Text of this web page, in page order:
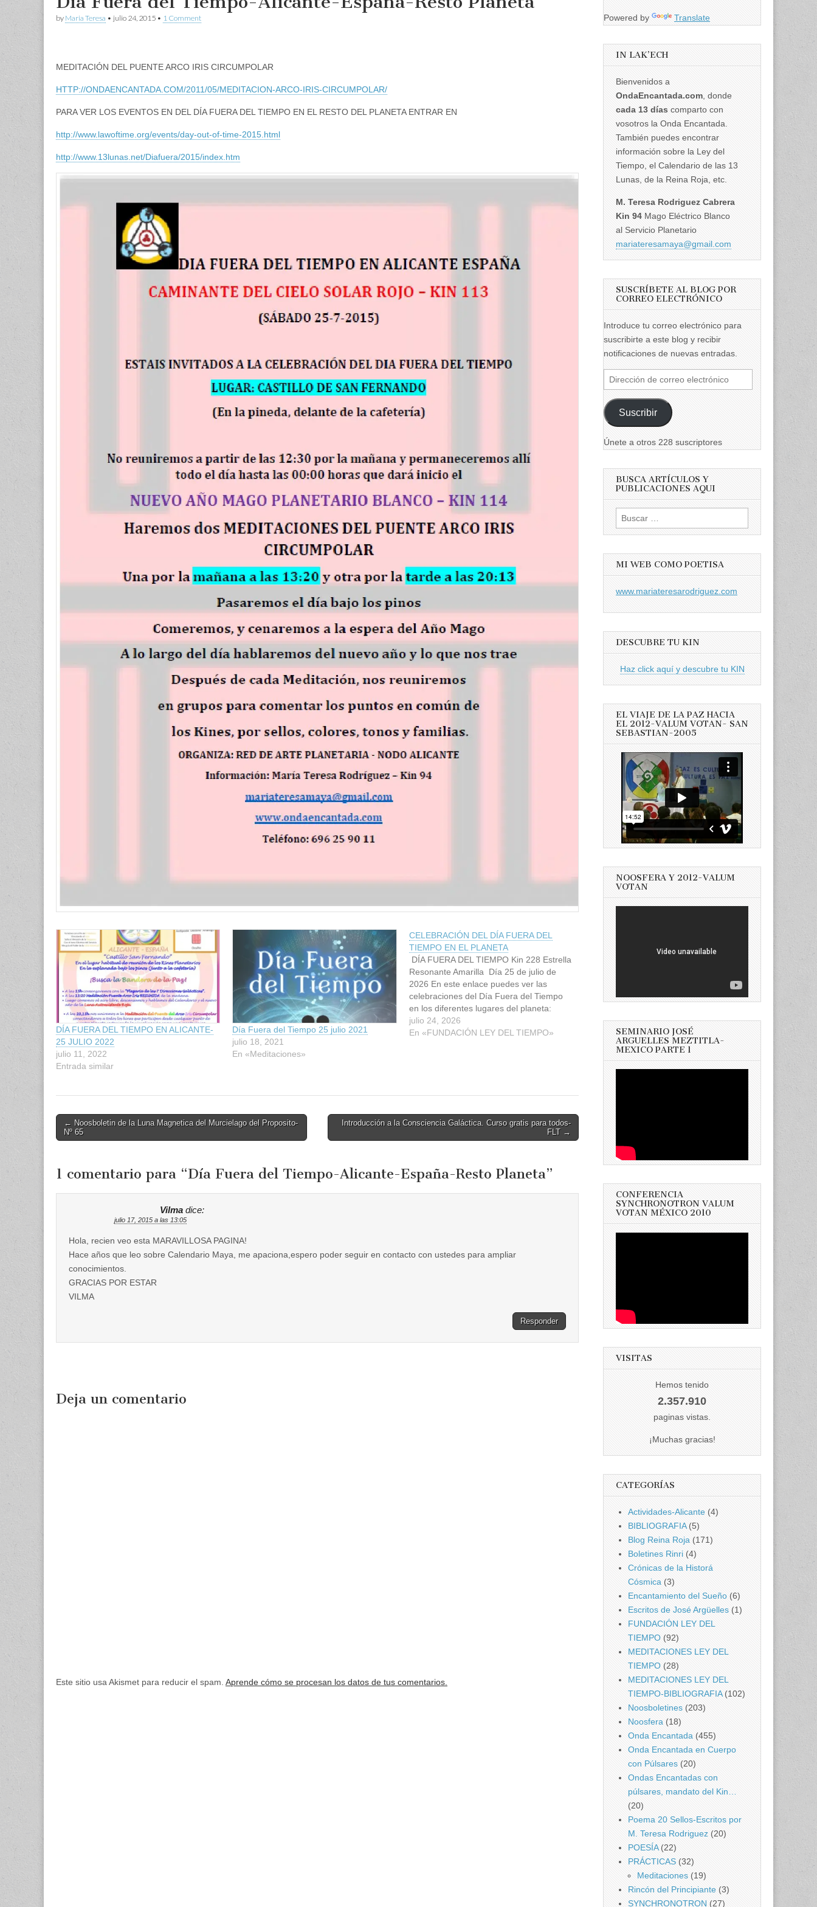
by Maria Teresa • julio 24, 2015 • 1 Comment
MEDITACIÓN DEL PUENTE ARCO IRIS CIRCUMPOLAR
HTTP://ONDAENCANTADA.COM/2011/05/MEDITACION-ARCO-IRIS-CIRCUMPOLAR/
PARA VER LOS EVENTOS EN DEL DÍA FUERA DEL TIEMPO EN EL RESTO DEL PLANETA ENTRAR EN
http://www.lawoftime.org/events/day-out-of-time-2015.html
http://www.13lunas.net/Diafuera/2015/index.htm
DÍA FUERA DEL TIEMPO EN ALICANTE-
25 JULIO 2022
julio 11, 2022
Entrada similar
Día Fuera del Tiempo 25 julio 2021
julio 18, 2021
En «Meditaciones»
CELEBRACIÓN DEL DÍA FUERA DEL
TIEMPO EN EL PLANETA
DÍA FUERA DEL TIEMPO Kin 228 Estrella
Resonante Amarilla Día 25 de julio de
2026 En este enlace puedes ver las
celebraciones del Día Fuera del Tiempo
en los diferentes lugares del planeta:
EVENTOS DEL DIA FUERA DEL TIEMPO
DÍA FUERA DEL TIEMPO N S 1. 39. 0. 0.
julio 24, 2026
En «FUNDACIÓN LEY DEL TIEMPO»
Post
navigation
← Noosboletin de la Luna Magnetica del Murcielago del Proposito-
Nº 65
Introducción a la Consciencia Galáctica. Curso gratis para todos-
FLT →
1 comentario para “Día Fuera del Tiempo-Alicante-España-Resto Planeta”
Vilma dice:
julio 17, 2015 a las 13:05
Hola, recien veo esta MARAVILLOSA PAGINA!
Hace años que leo sobre Calendario Maya, me apaciona,espero poder seguir en contacto con ustedes para ampliar
conocimientos.
GRACIAS POR ESTAR
VILMA
Responder
Deja un comentario
Este sitio usa Akismet para reducir el spam. Aprende cómo se procesan los datos de tus comentarios.
Powered by Translate
IN LAK’ECH
Bienvenidos a
OndaEncantada.com , donde
cada 13 días comparto con
vosotros la Onda Encantada.
También puedes encontrar
información sobre la Ley del
Tiempo, el Calendario de las 13
Lunas, de la Reina Roja, etc.
M. Teresa Rodriguez Cabrera
Kin 94 Mago Eléctrico Blanco
al Servicio Planetario
mariateresamaya@gmail.com
SUSCRÍBETE AL BLOG POR
CORREO ELECTRÓNICO
Introduce tu correo electrónico para
suscribirte a este blog y recibir
notificaciones de nuevas entradas.
Dirección
de
correo
electrónico
Suscribir
Únete a otros 228 suscriptores
BUSCA ARTÍCULOS Y
PUBLICACIONES AQUI
Buscar:
MI WEB COMO POETISA
www.mariateresarodriguez.com
DESCUBRE TU KIN
Haz click aquí y descubre tu KIN
EL VIAJE DE LA PAZ HACIA
EL 2012-VALUM VOTAN- SAN
SEBASTIAN-2005
NOOSFERA Y 2012-VALUM
VOTAN
SEMINARIO JOSÉ
ARGUELLES MEZTITLA-
MEXICO PARTE 1
CONFERENCIA
SYNCHRONOTRON VALUM
VOTAN MÉXICO 2010
VISITAS
Hemos tenido
2.357.910
paginas vistas.
¡Muchas gracias!
CATEGORÍAS
Actividades-Alicante (4)
BIBLIOGRAFIA(5)
Blog Reina Roja (171)
Boletines Rinri (4)
Crónicas de la Historá
Cósmica (3)
Encantamiento del Sueño (6)
Escritos de José Argüelles (1)
FUNDACIÓN LEY DEL
TIEMPO (92)
MEDITACIONES LEY DEL
TIEMPO (28)
MEDITACIONES LEY DEL
TIEMPO-BIBLIOGRAFIA(102)
Noosboletines (203)
Noosfera (18)
Onda Encantada (455)
Onda Encantada en Cuerpo
con Púlsares (20)
Ondas Encantadas con
púlsares, mandato del Kin…
(20)
Poema 20 Sellos-Escritos por
M. Teresa Rodriguez (20)
POESÍA(22)
PRÁCTICAS (32)
Meditaciones (19)
Rincón del Principiante (3)
SYNCHRONOTRON (27)